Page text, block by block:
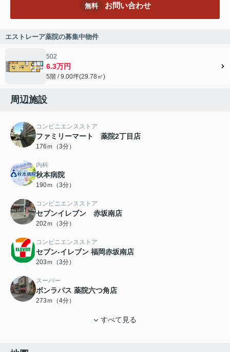
無料 お問い合わせ
エストレーア薬院の募集中物件
502
6.3万円
5階 / 9.00坪(29.78㎡)
周辺施設
コンビニエンスストア
ファミリーマート 薬院2丁目店
176ｍ（3分）
内科
秋本病院
190ｍ（3分）
コンビニエンスストア
セブンイレブン 赤坂南店
202ｍ（3分）
コンビニエンスストア
セブン‐イレブン 福岡赤坂南店
203ｍ（3分）
スーパー
ボンラパス 薬院六つ角店
273ｍ（4分）
すべて見る